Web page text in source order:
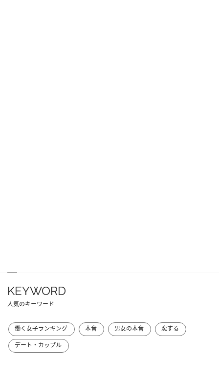
KEYWORD
人気のキーワード
働く女子ランキング 本音 男女の本音
恋する
デート・カップル